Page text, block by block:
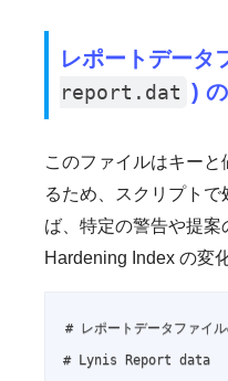
レポートデータ
report.dat )
このファイルはキー
るため、スクリプトで
ば、特定の警告や提案
Hardening Index の変
# レポートデータファイル
# Lynis Report data